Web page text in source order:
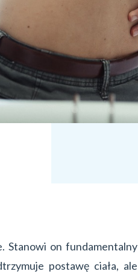
Stanowi on fundamentalny
postawę ciała, ale